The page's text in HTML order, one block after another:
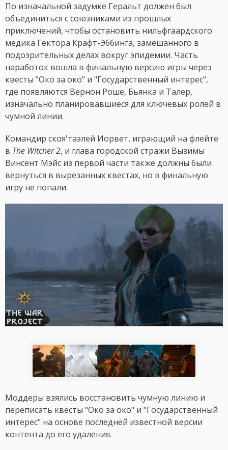
По изначальной задумке Геральт должен был
объединиться с союзниками из прошлых
приключений, чтобы остановить нильфгаардского
медика Гектора Крафт-Эббинга, замешанного в
подозрительных делах вокруг эпидемии. Часть
наработок вошла в финальную версию игры через
квесты "Око за око" и "Государственный интерес",
где появляются Вернон Роше, Бьянка и Талер,
изначально планировавшиеся для ключевых ролей в
чумной линии.
Командир скоя'таэлей Иорвет, играющий на флейте
в The Witcher 2, и глава городской стражи Вызимы
Винсент Мэйс из первой части также должны были
вернуться в вырезанных квестах, но в финальную
игру не попали.
Моддеры взялись восстановить чумную линию и
переписать квесты "Око за око" и "Государственный
интерес" на основе последней известной версии
контента до его удаления.